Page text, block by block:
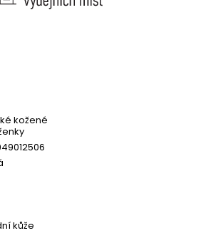
kožené
kůže